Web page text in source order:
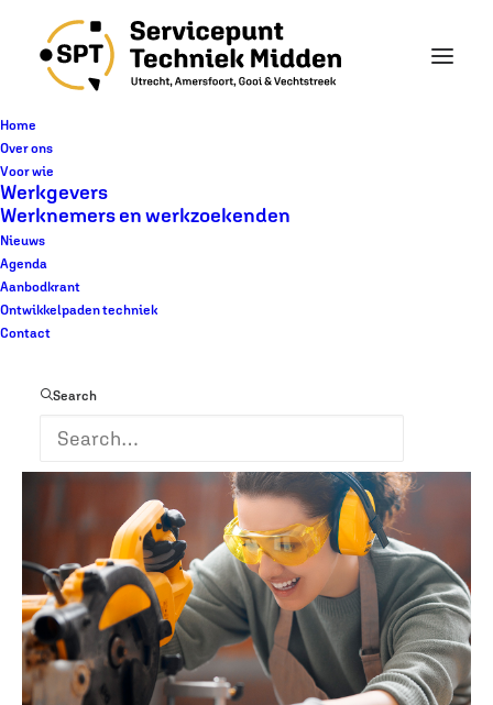
Home
Over ons
Voor wie
Werkgevers
Werknemers en werkzoekenden
Nieuws
Agenda
Aanbodkrant
Ontwikkelpaden techniek
Contact
Search
« Alle Evenementen
Inloopspreekuur
Techniek – Hilversum